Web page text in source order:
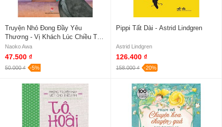
Truyện Nhỏ Đong Đầy Yêu
Thương - Vị Khách Lúc Chiều Tà
Và Ngày Tuyết Đầu Mùa - Naoko
Awa
Naoko Awa
47.500 ₫
50.000 ₫ -5%
Pippi Tất Dài - Astrid Lindgren
Astrid Lindgren
126.400 ₫
158.000 ₫ -20%